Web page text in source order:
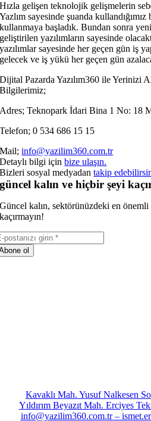
Hızla gelişen teknolojik gelişmelerin
Yazlım sayesinde şuanda
kullanmaya başladık. Bundan sonra
geliştirilen yazılımların sayesinde
yazılımlar sayesinde her geçen gün iş
gelecek ve iş yükü her geçen gün
Dijital Pazarda Yazılım360 ile Yerinizi
Bilgilerimiz;
Adres;Teknopark İdari Bina 1 No: 18
Telefon; 0 534 686 15 15
Mail;info@yazilim360.com.tr
Detaylı bilgi içinbize ulaşın.
Bizleri sosyal medyadantakip
güncel kalın ve hiçbir şeyi
Güncel kalın, sektörünüzdeki en önemli
kaçırmayın!
ol
Kavaklı Mah. Yusuf Nalkesen
Yıldırım Beyazıt Mah. Erciyes
info@yazilim360.com.tr –